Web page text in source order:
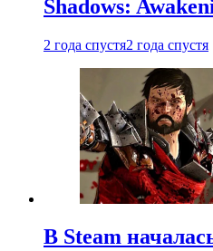
Shadows:
2 года спустя2 года спустя
В Steam